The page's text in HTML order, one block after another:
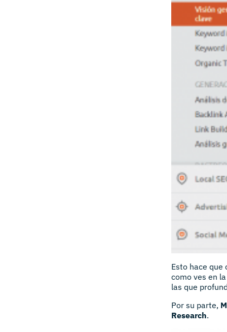
Esto hace
como ves en
las que
Por su parte,
Research.